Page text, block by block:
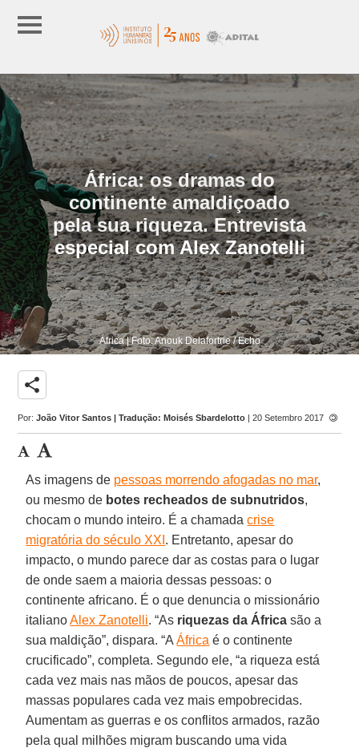
África: os dramas do
continente amaldiçoado
pela sua riqueza. Entrevista
especial com Alex Zanotelli
África | Foto: Anouk Delafortrie / Echo
share
Por:João Vitor Santos | Tradução: Moisés Sbardelotto | 20 Setembro 2017
As imagens de pessoas morrendo afogadas no mar,
ou mesmo de botes recheados de subnutridos,
chocam o mundo inteiro. É a chamadacrise
migratória do século XXI . Entretanto, apesar do
impacto, o mundo parece dar as costas para o lugar
de onde saem a maioria dessas pessoas: o
continente africano. É o que denuncia o missionário
italianoAlex Zanotelli. “As riquezas da África são a
sua maldição”, dispara. “AÁfrica é o continente
crucificado”, completa. Segundo ele, “a riqueza está
cada vez mais nas mãos de poucos, apesar das
massas populares cada vez mais empobrecidas.
Aumentam as guerras e os conflitos armados, razão
pela qual milhões migram buscando uma vida